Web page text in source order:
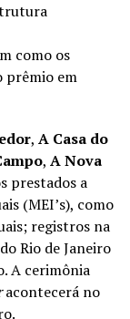
como os
prêmio em
, A Casa do
, A Nova
prestados a
(MEI’s), como
registros na
Rio de Janeiro
A cerimônia
acontecerá no